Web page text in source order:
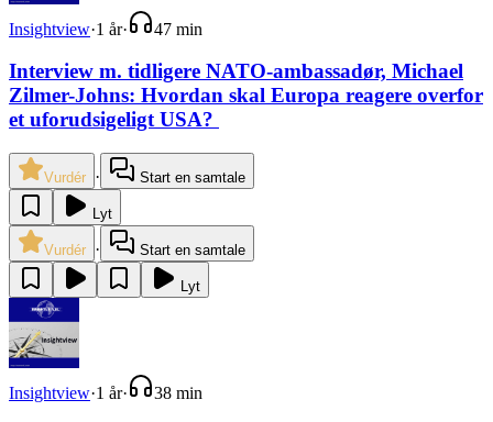
Insightview·1 år· 47 min
Interview m. tidligere NATO-ambassadør, Michael
Zilmer-Johns: Hvordan skal Europa reagere overfor
et uforudsigeligt USA? ‌
Vurdér · Start en samtale
Lyt
Vurdér · Start en samtale
Lyt
Insightview·1 år· 38 min